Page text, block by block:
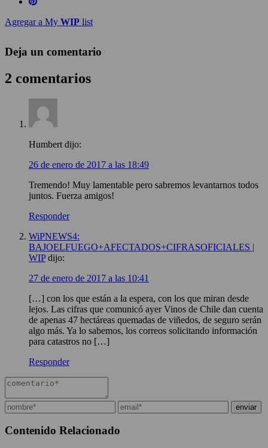
Agregar a My WIP list
Deja un comentario
2 comentarios
Humbert dijo:
26 de enero de 2017 a las 18:49
Tremendo! Muy lamentable pero sabremos levantarnos todos
juntos. Fuerza amigos!
Responder
WiPNEWS4:
BAJOELFUEGO+AFECTADOS+CIFRASOFICIALES |
WIP dijo:
27 de enero de 2017 a las 10:41
[…] con los que están a la espera, con los que miran desde
lejos. Las cifras que comunicó ayer Vinos de Chile dan cuenta
de apenas 47 hectáreas quemadas de viñedos, de seguro serán
algo más. Ya lo sabemos, los correos solicitando información
para catastros no […]
Responder
Contenido Relacionado